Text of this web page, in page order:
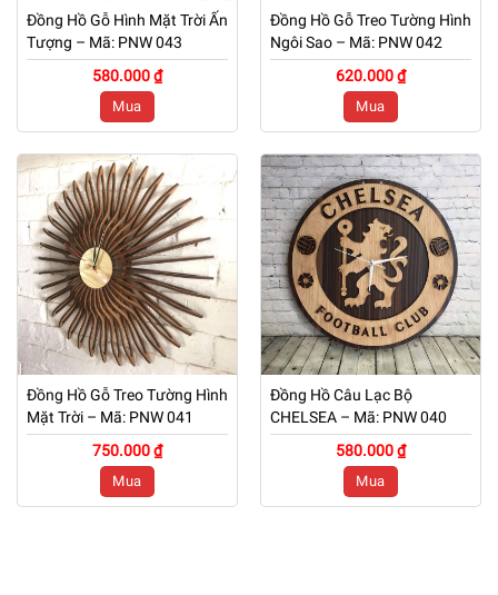
Đồng Hồ Gỗ Hình Mặt Trời Ấn
Tượng – Mã: PNW 043
580.000 ₫
Mua
Đồng Hồ Gỗ Treo Tường Hình
Ngôi Sao – Mã: PNW 042
620.000 ₫
Mua
Đồng Hồ Gỗ Treo Tường Hình
Mặt Trời – Mã: PNW 041
750.000 ₫
Mua
Đồng Hồ Câu Lạc Bộ
CHELSEA – Mã: PNW 040
580.000 ₫
Mua